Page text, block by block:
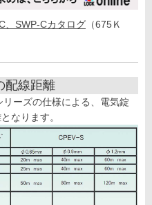
、SWP-Cカタログ （675Ｋ
配線距離
ーズの仕様による、電気錠
なります。